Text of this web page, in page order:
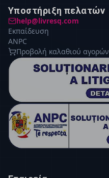
Υποστήριξη πελατών
help@livresq.com
Εκπαίδευση
ANPC
Προβολή καλαθιού αγορών